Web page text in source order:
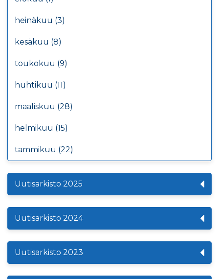
heinäkuu (3)
kesäkuu (8)
toukokuu (9)
huhtikuu (11)
maaliskuu (28)
helmikuu (15)
tammikuu (22)
Uutisarkisto 2025
Uutisarkisto 2024
Uutisarkisto 2023